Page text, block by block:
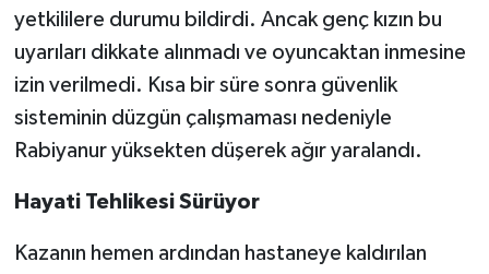
yetkililere durumu bildirdi. Ancak genç kızın bu
uyarıları dikkate alınmadı ve oyuncaktan inmesine
izin verilmedi. Kısa bir süre sonra güvenlik
sisteminin düzgün çalışmaması nedeniyle
Rabiyanur yüksekten düşerek ağır yaralandı.
Hayati Tehlikesi Sürüyor
Kazanın hemen ardından hastaneye kaldırılan